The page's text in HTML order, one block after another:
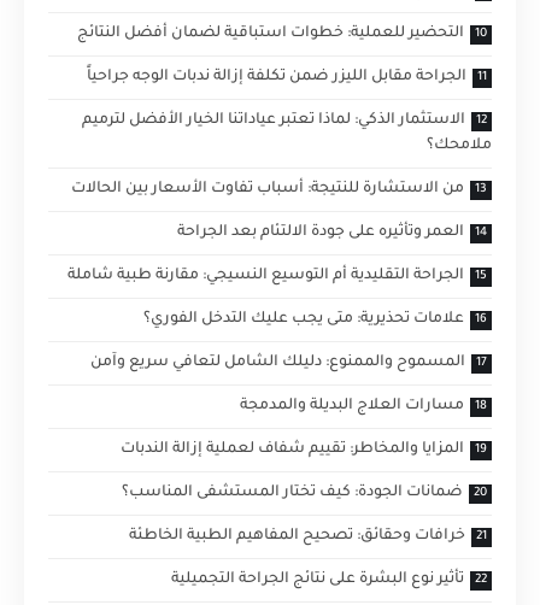
التحضير للعملية: خطوات استباقية لضمان أفضل النتائج
الجراحة مقابل الليزر ضمن تكلفة إزالة ندبات الوجه جراحياً
الاستثمار الذكي: لماذا تعتبر عياداتنا الخيار الأفضل لترميم
ملامحك؟
من الاستشارة للنتيجة: أسباب تفاوت الأسعار بين الحالات
العمر وتأثيره على جودة الالتئام بعد الجراحة
الجراحة التقليدية أم التوسيع النسيجي: مقارنة طبية شاملة
علامات تحذيرية: متى يجب عليك التدخل الفوري؟
المسموح والممنوع: دليلك الشامل لتعافي سريع وآمن
مسارات العلاج البديلة والمدمجة
المزايا والمخاطر: تقييم شفاف لعملية إزالة الندبات
ضمانات الجودة: كيف تختار المستشفى المناسب؟
خرافات وحقائق: تصحيح المفاهيم الطبية الخاطئة
تأثير نوع البشرة على نتائج الجراحة التجميلية